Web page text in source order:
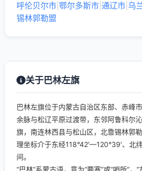
呼伦贝尔市 鄂尔多斯市 通辽市 乌
锡林郭勒盟
关于巴林左旗
巴林左旗位于内蒙古自治区东部、赤峰
余脉与松辽平原过渡带，东邻阿鲁科尔
旗，南连林西县与松山区，北靠锡林郭
理坐标介于东经118°42′—120°39′、北
间。
“巴林”系蒙古语，意为“要塞”或“哨所”，